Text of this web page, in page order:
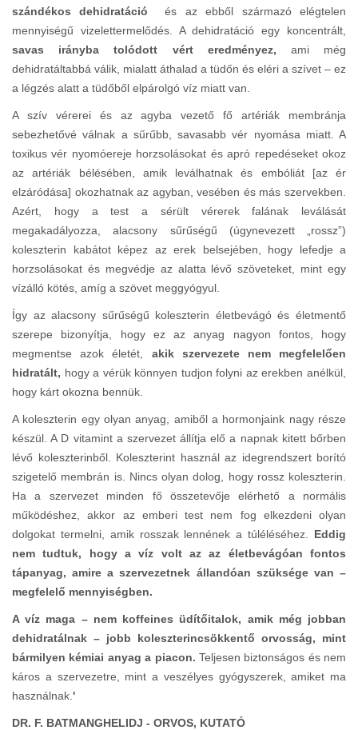
szándékos dehidratáció
és az ebből származó elégtelen
mennyiségű vizelettermelődés. A dehidratáció egy koncentrált,
savas irányba tolódott vért eredményez, ami még
dehidratáltabbá válik, mialatt áthalad a tüdőn és eléri a szívet – ez
a légzés alatt a tüdőből elpárolgó víz miatt van.
A szív vérerei és az agyba vezető fő artériák membránja
sebezhetővé válnak a sűrűbb, savasabb vér nyomása miatt. A
toxikus vér nyomóereje horzsolásokat és apró repedéseket okoz
az artériák bélésében, amik leválhatnak és embóliát [az ér
elzáródása] okozhatnak az agyban, vesében és más szervekben.
Azért, hogy a test a sérült vérerek falának leválását
megakadályozza, alacsony sűrűségű (úgynevezett „rossz”)
koleszterin kabátot képez az erek belsejében, hogy lefedje a
horzsolásokat és megvédje az alatta lévő szöveteket, mint egy
vízálló kötés, amíg a szövet meggyógyul.
Így az alacsony sűrűségű koleszterin életbevágó és életmentő
szerepe bizonyítja, hogy ez az anyag nagyon fontos, hogy
megmentse azok életét, akik szervezete nem megfelelően
hidratált, hogy a vérük könnyen tudjon folyni az erekben anélkül,
hogy kárt okozna bennük.
A koleszterin egy olyan anyag, amiből a hormonjaink nagy része
készül. A D vitamint a szervezet állítja elő a napnak kitett bőrben
lévő koleszterinből. Koleszterint használ az idegrendszert borító
szigetelő membrán is. Nincs olyan dolog, hogy rossz koleszterin.
Ha a szervezet minden fő összetevője elérhető a normális
működéshez, akkor az emberi test nem fog elkezdeni olyan
dolgokat termelni, amik rosszak lennének a túléléséhez. Eddig
nem tudtuk, hogy a víz volt az az életbevágóan fontos
tápanyag, amire a szervezetnek állandóan szüksége van –
megfelelő mennyiségben.
A víz maga – nem koffeines üdítőitalok, amik még jobban
dehidratálnak – jobb koleszterincsökkentő orvosság, mint
bármilyen kémiai anyag a piacon. Teljesen biztonságos és nem
káros a szervezetre, mint a veszélyes gyógyszerek, amiket ma
használnak. '
DR. F. BATMANGHELIDJ - ORVOS, KUTATÓ